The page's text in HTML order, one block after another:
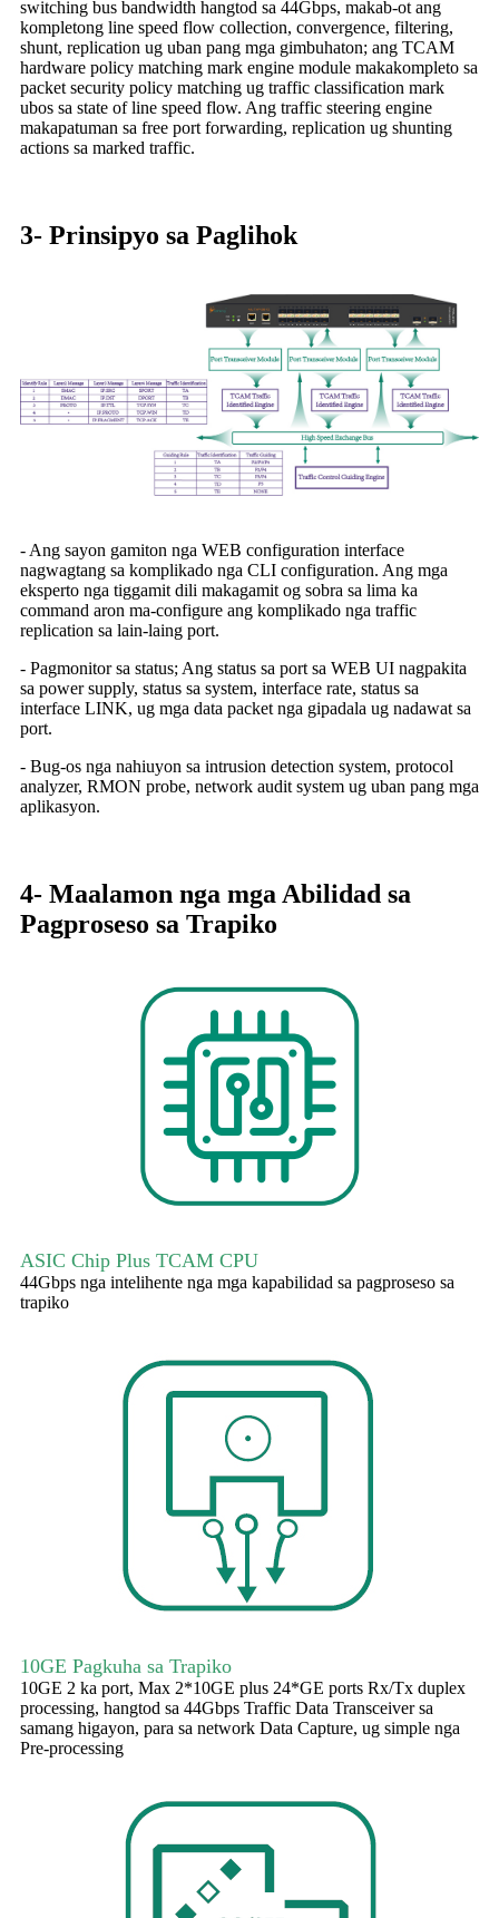
switching bus bandwidth hangtod sa 44Gbps, makab-ot ang
kompletong line speed flow collection, convergence, filtering,
shunt, replication ug uban pang mga gimbuhaton; ang TCAM
hardware policy matching mark engine module makakompleto sa
packet security policy matching ug traffic classification mark
ubos sa state of line speed flow. Ang traffic steering engine
makapatuman sa free port forwarding, replication ug shunting
actions sa marked traffic.
3- Prinsipyo sa Paglihok
- Ang sayon ​​gamiton nga WEB configuration interface
nagwagtang sa komplikado nga CLI configuration. Ang mga
eksperto nga tiggamit dili makagamit og sobra sa lima ka
command aron ma-configure ang komplikado nga traffic
replication sa lain-laing port.
- Pagmonitor sa status; Ang status sa port sa WEB UI nagpakita
sa power supply, status sa system, interface rate, status sa
interface LINK, ug mga data packet nga gipadala ug nadawat sa
port.
- Bug-os nga nahiuyon sa intrusion detection system, protocol
analyzer, RMON probe, network audit system ug uban pang mga
aplikasyon.
4- Maalamon nga mga Abilidad sa
Pagproseso sa Trapiko
ASIC Chip Plus TCAM CPU
44Gbps nga intelihente nga mga kapabilidad sa pagproseso sa
trapiko
10GE Pagkuha sa Trapiko
10GE 2 ka port, Max 2*10GE plus 24*GE ports Rx/Tx duplex
processing, hangtod sa 44Gbps Traffic Data Transceiver sa
samang higayon, para sa network Data Capture, ug simple nga
Pre-processing